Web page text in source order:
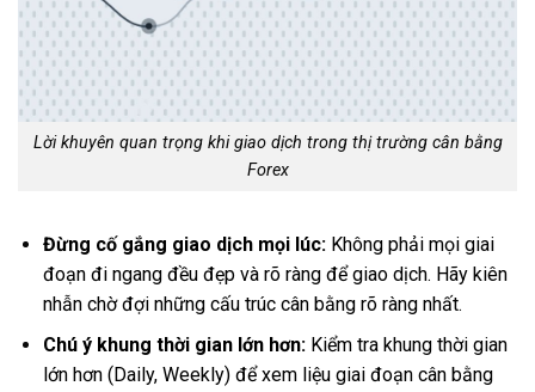
Lời khuyên quan trọng khi giao dịch trong thị trường cân bằng
Forex
Đừng cố gắng giao dịch mọi lúc:Không phải mọi giai
đoạn đi ngang đều đẹp và rõ ràng để giao dịch. Hãy kiên
nhẫn chờ đợi những cấu trúc cân bằng rõ ràng nhất.
Chú ý khung thời gian lớn hơn:Kiểm tra khung thời gian
lớn hơn (Daily, Weekly) để xem liệu giai đoạn cân bằng